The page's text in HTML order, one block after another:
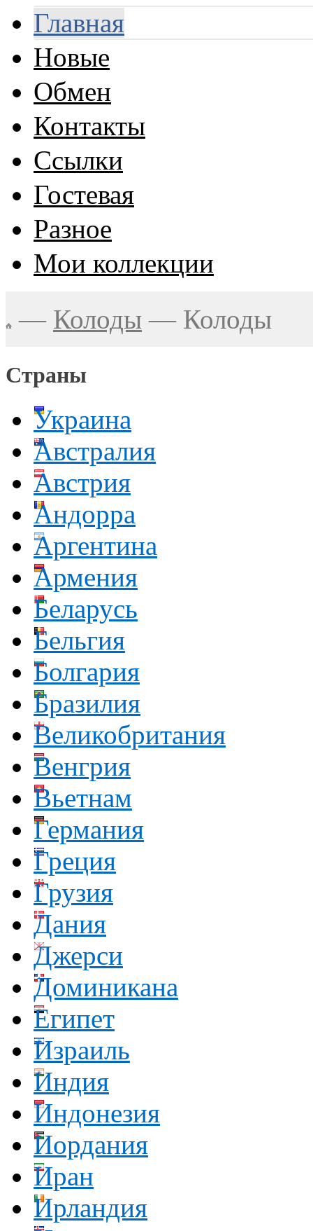
Главная
Новые
Обмен
Контакты
Ссылки
Гостевая
Разное
Мои коллекции
— Колоды — Колоды
Страны
Украина
Австралия
Австрия
Андорра
Аргентина
Армения
Беларусь
Бельгия
Болгария
Бразилия
Великобритания
Венгрия
Вьетнам
Германия
Греция
Грузия
Дания
Джерси
Доминикана
Египет
Израиль
Индия
Индонезия
Иордания
Иран
Ирландия